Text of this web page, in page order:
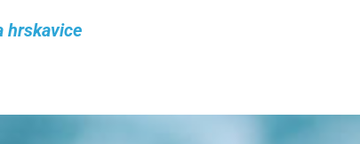
hrskavice